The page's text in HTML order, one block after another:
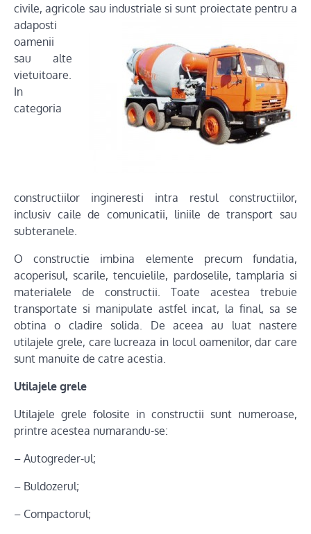
civile, agricole sau industriale sisunt proiectate pentru a
adaposti
oamenii
sau alte
vietuitoare.
In
categoria
constructiilor ingineresti intra restul constructiilor,
inclusiv caile de comunicatii, liniile de transport sau
subteranele.
O constructie imbina elemente precum fundatia,
acoperisul, scarile, tencuielile, pardoselile, tamplaria si
materialele de constructii. Toate acestea trebuie
transportate si manipulate astfel incat, la final, sa se
obtina o cladire solida. De aceea au luat nastere
utilajele grele, care lucreaza in locul oamenilor, dar care
sunt manuite de catre acestia.
Utilajele grele
Utilajele grele folosite in constructii sunt numeroase,
printre acestea numarandu-se:
– Autogreder-ul;
– Buldozerul;
– Compactorul;